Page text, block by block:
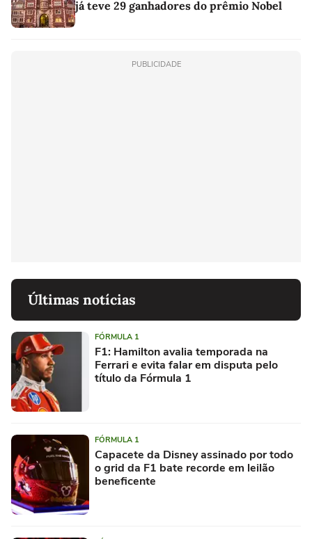
já teve 29 ganhadores do prêmio Nobel
PUBLICIDADE
Últimas notícias
FÓRMULA 1
F1: Hamilton avalia temporada na
Ferrari e evita falar em disputa pelo
título da Fórmula 1
FÓRMULA 1
Capacete da Disney assinado por todo
o grid da F1 bate recorde em leilão
beneficente